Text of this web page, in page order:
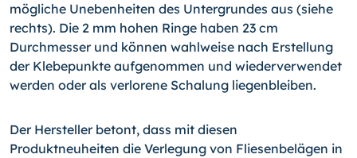
mögliche Unebenheiten des Untergrundes aus (siehe
rechts). Die 2 mm hohen Ringe haben 23 cm
Durchmesser und können wahlweise nach Erstellung
der Klebepunkte aufgenommen und wiederverwendet
werden oder als verlorene Schalung liegenbleiben.
Der Hersteller betont, dass mit diesen
Produktneuheiten die Verlegung von Fliesenbelägen in